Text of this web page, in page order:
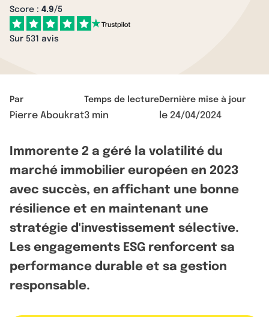
Score : 4.9/5
Sur 531 avis
Par
Pierre Aboukrat
Temps de lecture
3 min
Dernière mise à jour
le 24/04/2024
Immorente 2 a géré la volatilité du
marché immobilier européen en 2023
avec succès, en affichant une bonne
résilience et en maintenant une
stratégie d'investissement sélective.
Les engagements ESG renforcent sa
performance durable et sa gestion
responsable.